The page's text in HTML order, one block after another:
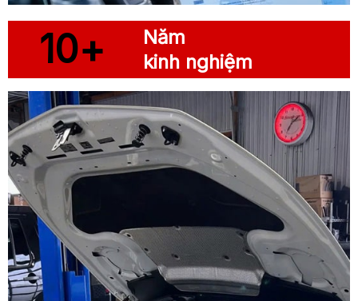
10+
Năm
kinh nghiệm